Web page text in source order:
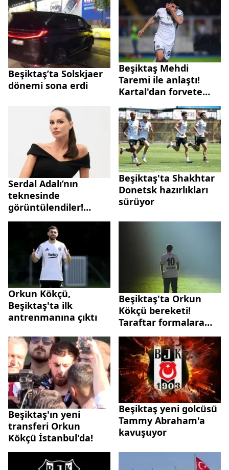
Beşiktaş’ta Solskjaer
dönemi sona erdi
Beşiktaş Mehdi
Taremi ile anlaştı!
Kartal'dan forvete
bomba takviye
Serdal Adalı’nın
teknesinde
görüntülendiler!
Yasemin Özilhan'ın
kızları boyuna
yetişmiş...
Beşiktaş'ta Shakhtar
Donetsk hazırlıkları
sürüyor
Orkun Kökçü,
Beşiktaş'ta ilk
antrenmanına çıktı
Beşiktaş'ta Orkun
Kökçü bereketi!
Taraftar formalara
akın ediyor: 48 saatte
şampiyonun cirosuna
ulaştık
Beşiktaş'ın yeni
transferi Orkun
Kökçü İstanbul'da!
Beşiktaş yeni golcüsü
Tammy Abraham'a
kavuşuyor